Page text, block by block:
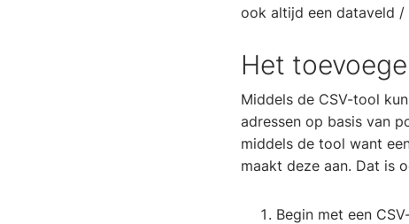
ook altijd een dataveld
Het
Middels de CSV-tool
adressen op basis van
middels de tool want
maakt deze aan. Dat is
Begin met een